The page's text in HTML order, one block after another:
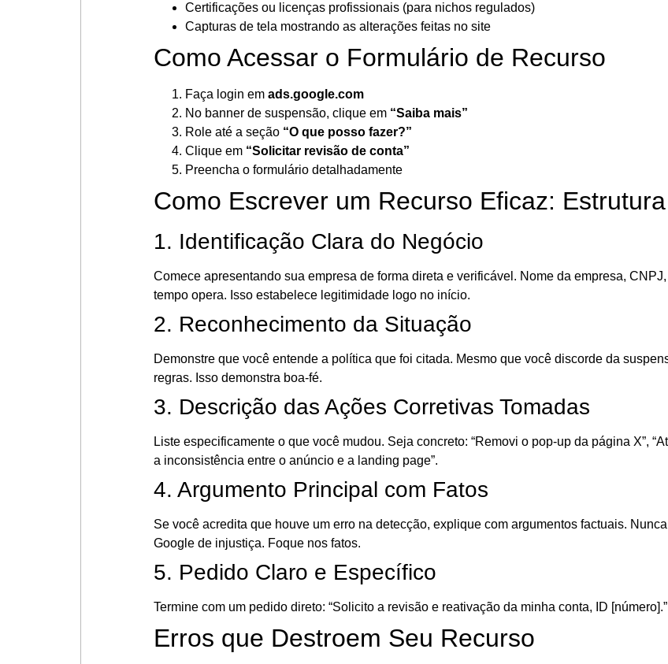
Certificações ou licenças profissionais (para nichos regulados)
Capturas de tela mostrando as alterações feitas no site
Como Acessar o Formulário de Recurso
Faça login em ads.google.com
No banner de suspensão, clique em “Saiba mais”
Role até a seção “O que posso fazer?”
Clique em “Solicitar revisão de conta”
Preencha o formulário detalhadamente
Como Escrever um Recurso Eficaz:
1. Identificação Clara do Negócio
Comece apresentando sua empresa de forma direta e verificável. Nome da empresa,
tempo opera. Isso estabelece legitimidade logo no início.
2. Reconhecimento da Situação
Demonstre que você entende a política que foi citada. Mesmo que você discorde da
regras. Isso demonstra boa-fé.
3. Descrição das Ações Corretivas Tomadas
Liste especificamente o que você mudou. Seja concreto: “Removi o pop-up da página X”,
a inconsistência entre o anúncio e a landing page”.
4. Argumento Principal com Fatos
Se você acredita que houve um erro na detecção, explique com argumentos factuais.
Google de injustiça. Foque nos fatos.
5. Pedido Claro e Específico
Termine com um pedido direto: “Solicito a revisão e reativação da minha conta, ID
Erros que Destroem Seu Recurso